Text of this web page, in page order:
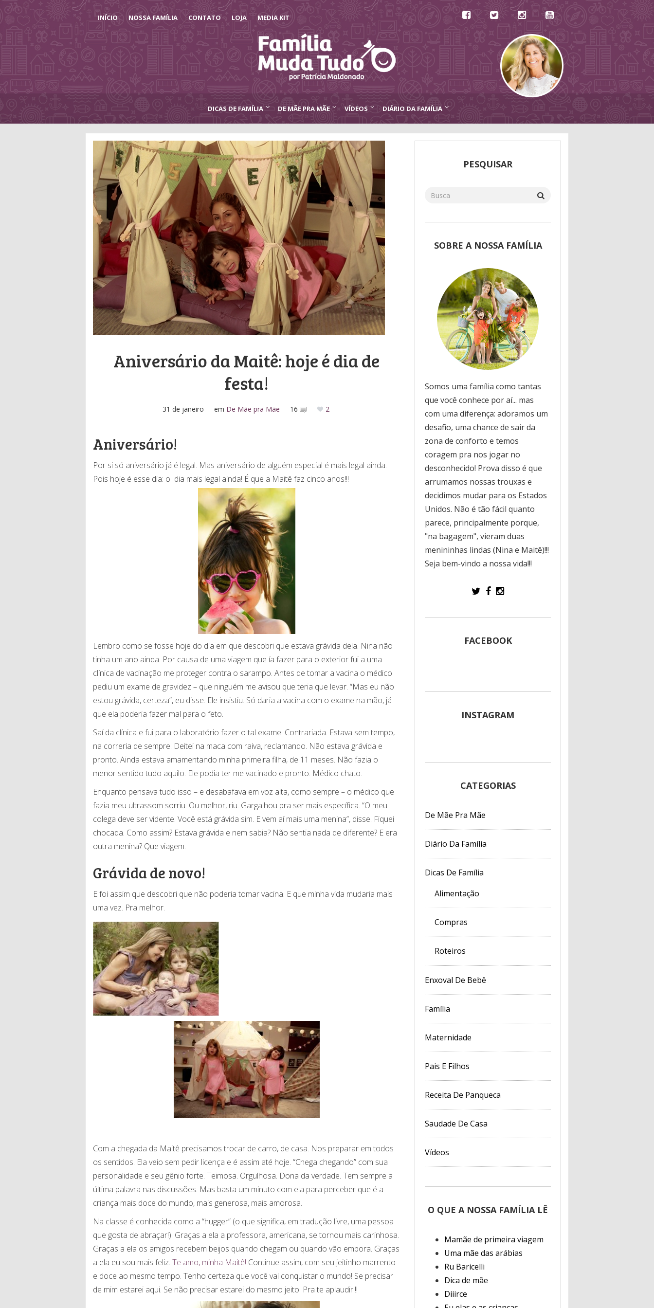
INÍCIO NOSSA FAMÍLIA CONTATO LOJA MEDIA KIT
DICAS DE FAMÍLIA DE MÃE PRA MÃE VÍDEOS DIÁRIO DA FAMÍLIA
Aniversário da Maitê: hoje é dia de
festa!
31 de janeiro em De Mãe pra Mãe 16 2
Aniversário!
Por si só aniversário já é legal. Mas aniversário de alguém especial é mais legal ainda.
Pois hoje é esse dia: o dia mais legal ainda! É que a Maitê faz cinco anos!!!
Lembro como se fosse hoje do dia em que descobri que estava grávida dela. Nina não
tinha um ano ainda. Por causa de uma viagem que ía fazer para o exterior fui a uma
clínica de vacinação me proteger contra o sarampo. Antes de tomar a vacina o médico
pediu um exame de gravidez – que ninguém me avisou que teria que levar. “Mas eu não
estou grávida, certeza”, eu disse. Ele insistiu. Só daria a vacina com o exame na mão, já
que ela poderia fazer mal para o feto.
Saí da clínica e fui para o laboratório fazer o tal exame. Contrariada. Estava sem tempo,
na correria de sempre. Deitei na maca com raiva, reclamando. Não estava grávida e
pronto. Ainda estava amamentando minha primeira filha, de 11 meses. Não fazia o
menor sentido tudo aquilo. Ele podia ter me vacinado e pronto. Médico chato.
Enquanto pensava tudo isso – e desabafava em voz alta, como sempre – o médico que
fazia meu ultrassom sorriu. Ou melhor, riu. Gargalhou pra ser mais específica. “O meu
colega deve ser vidente. Você está grávida sim. E vem aí mais uma menina”, disse. Fiquei
chocada. Como assim? Estava grávida e nem sabia? Não sentia nada de diferente? E era
outra menina? Que viagem.
Grávida de novo!
E foi assim que descobri que não poderia tomar vacina. E que minha vida mudaria mais
uma vez. Pra melhor.
Com a chegada da Maitê precisamos trocar de carro, de casa. Nos preparar em todos
os sentidos. Ela veio sem pedir licença e é assim até hoje. “Chega chegando” com sua
personalidade e seu gênio forte. Teimosa. Orgulhosa. Dona da verdade. Tem sempre a
última palavra nas discussões. Mas basta um minuto com ela para perceber que é a
criança mais doce do mundo, mais generosa, mais amorosa.
Na classe é conhecida como a “hugger” (o que significa, em tradução livre, uma pessoa
que gosta de abraçar!). Graças a ela a professora, americana, se tornou mais carinhosa.
Graças a ela os amigos recebem beijos quando chegam ou quando vão embora. Graças
a ela eu sou mais feliz. Te amo, minha Maitê! Continue assim, com seu jeitinho marrento
e doce ao mesmo tempo. Tenho certeza que você vai conquistar o mundo! Se precisar
de mim estarei aqui. Se não precisar estarei do mesmo jeito. Pra te aplaudir!!!
PESQUISAR
SOBRE A NOSSA FAMÍLIA
Somos uma família como tantas
que você conhece por aí... mas
com uma diferença: adoramos um
desafio, uma chance de sair da
zona de conforto e temos
coragem pra nos jogar no
desconhecido! Prova disso é que
arrumamos nossas trouxas e
decidimos mudar para os Estados
Unidos. Não é tão fácil quanto
parece, principalmente porque,
"na bagagem", vieram duas
menininhas lindas (Nina e Maitê)!!!
Seja bem-vindo a nossa vida!!!
FACEBOOK
INSTAGRAM
CATEGORIAS
De Mãe Pra Mãe
Diário Da Família
Dicas De Família
Alimentação
Compras
Roteiros
Enxoval De Bebê
Família
Maternidade
Pais E Filhos
Receita De Panqueca
Saudade De Casa
Vídeos
O QUE A NOSSA FAMÍLIA LÊ
Mamãe de primeira viagem
Uma mãe das arábias
Ru Baricelli
Dica de mãe
Diiirce